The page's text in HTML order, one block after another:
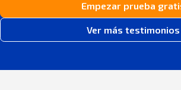
Empezar prueba
Ver más testimonios